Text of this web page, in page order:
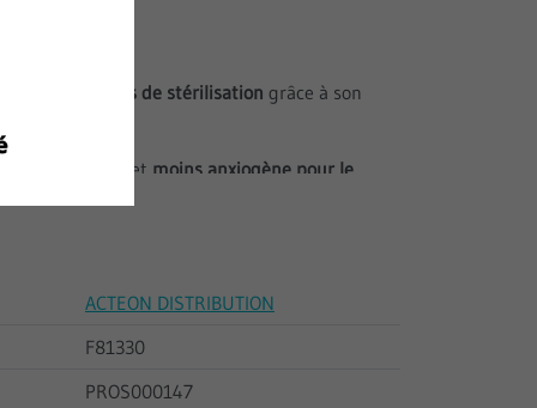
aux cycles de stérilisation grâce à son
le praticien et moins anxiogène pour le
ACTEON DISTRIBUTION
F81330
PROS000147